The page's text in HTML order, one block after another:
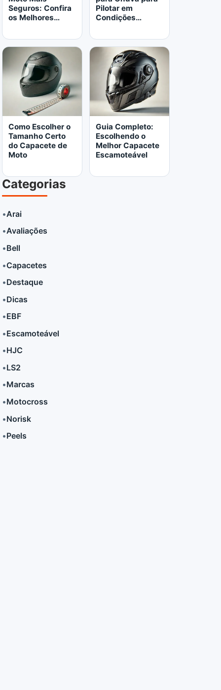
Seguros: Confira
os Melhores
LER MAIS
Pilotar em
Condições
LER MAIS
Abrir o artigo: Como Escolher o Tamanho Certo do
Como Escolher o
Tamanho Certo
do Capacete de
Moto
LER MAIS
Abrir o artigo: Guia Completo:
Guia Completo:
Escolhendo o
Melhor Capacete
Escamoteável
Categorias
•Arai
•Avaliações
•Bell
•Capacetes
•Destaque
•Dicas
•EBF
•Escamoteável
•HJC
•LS2
•Marcas
•Motocross
•Norisk
•Peels